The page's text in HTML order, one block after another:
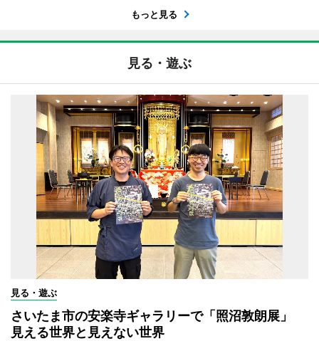
もっと見る
見る・遊ぶ
見る・遊ぶ
さいたま市の安楽寺ギャラリーで「照沼敦朗展」
見える世界と見えない世界